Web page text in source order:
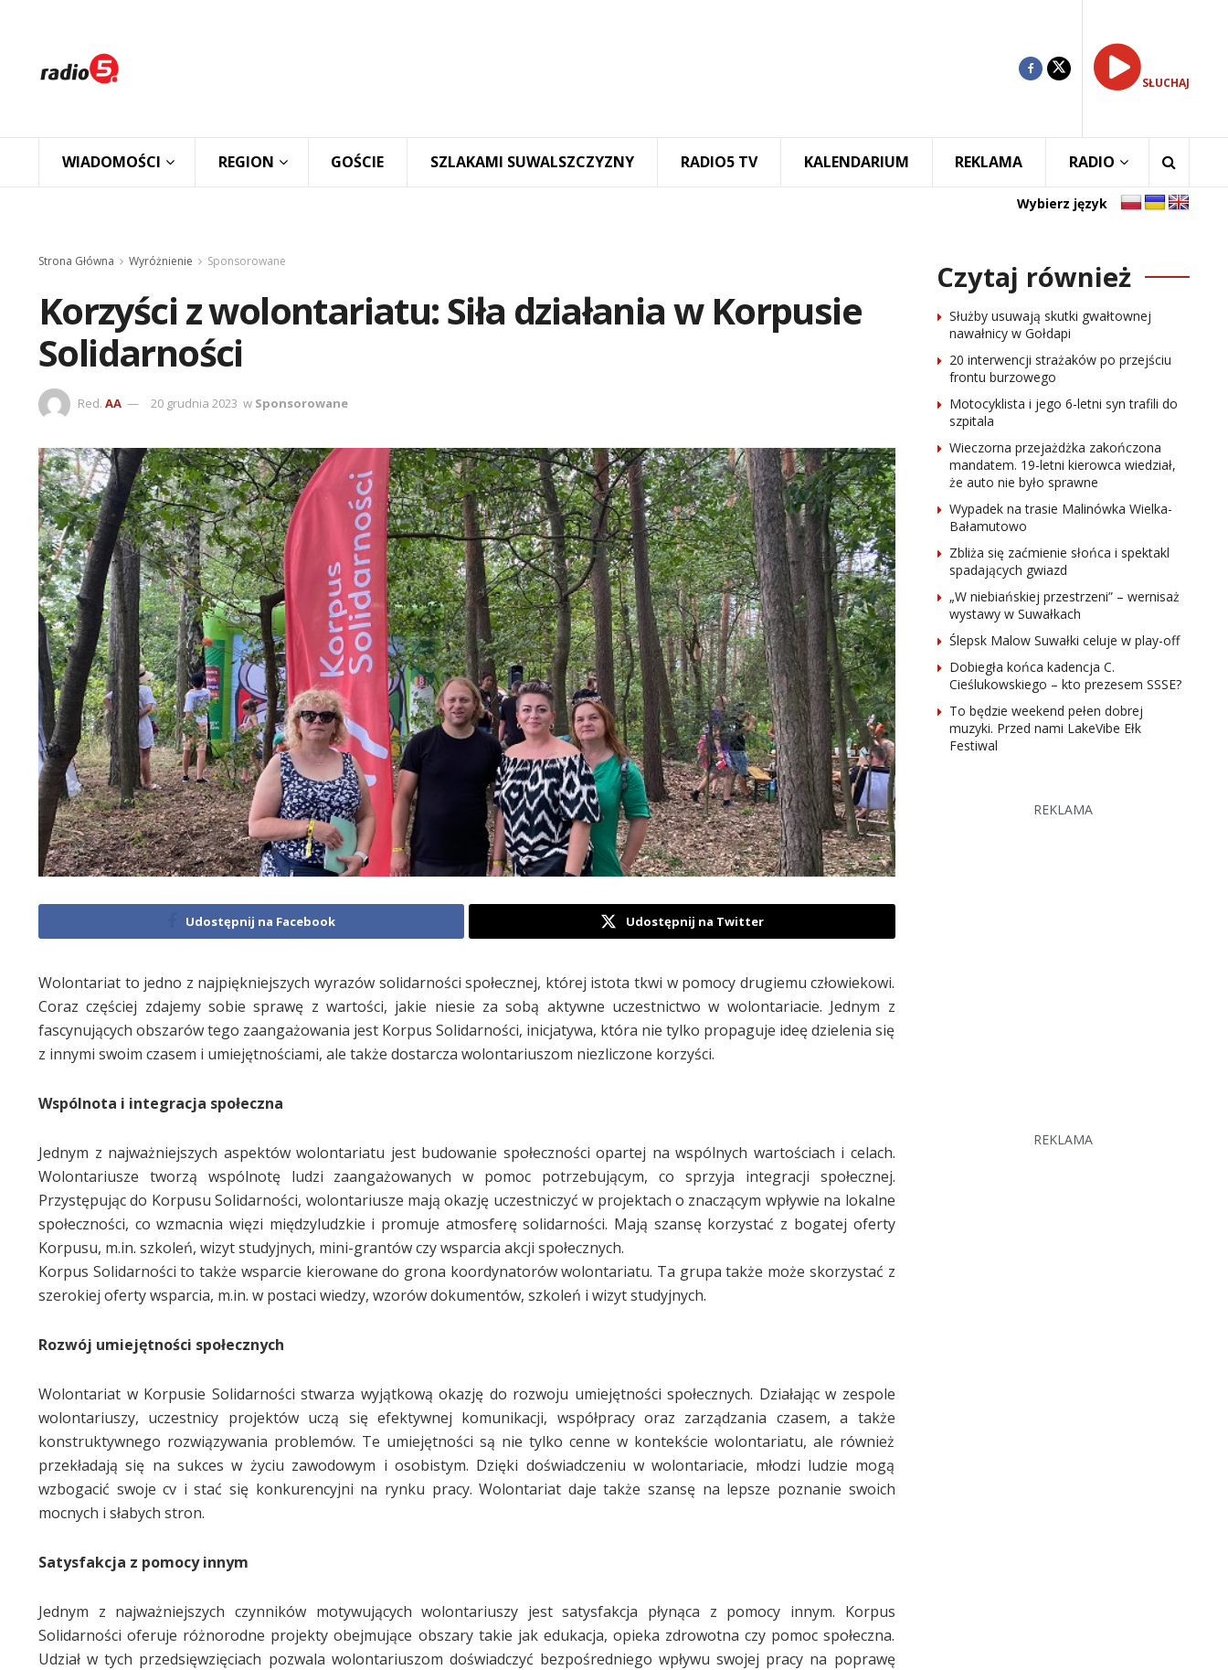
SŁUCHAJ
WIADOMOŚCI REGION GOŚCIE SZLAKAMI SUWALSZCZYZNY RADIO5 TV KALENDARIUM REKLAMA RADIO
Wybierz język
Strona Główna Wyróżnienie Sponsorowane
Korzyści z wolontariatu: Siła działania w Korpusie
Solidarności
Red. AA 20 grudnia 2023 w Sponsorowane
Udostępnij na Facebook Udostępnij na Twitter
Wolontariat to jedno z najpiękniejszych wyrazów solidarności społecznej, której istota tkwi w pomocy drugiemu człowiekowi.
Coraz częściej zdajemy sobie sprawę z wartości, jakie niesie za sobą aktywne uczestnictwo w wolontariacie. Jednym z
fascynujących obszarów tego zaangażowania jest Korpus Solidarności, inicjatywa, która nie tylko propaguje ideę dzielenia się
z innymi swoim czasem i umiejętnościami, ale także dostarcza wolontariuszom niezliczone korzyści.
Wspólnota i integracja społeczna
Jednym z najważniejszych aspektów wolontariatu jest budowanie społeczności opartej na wspólnych wartościach i celach.
Wolontariusze tworzą wspólnotę ludzi zaangażowanych w pomoc potrzebującym, co sprzyja integracji społecznej.
Przystępując do Korpusu Solidarności, wolontariusze mają okazję uczestniczyć w projektach o znaczącym wpływie na lokalne
społeczności, co wzmacnia więzi międzyludzkie i promuje atmosferę solidarności. Mają szansę korzystać z bogatej oferty
Korpusu, m.in. szkoleń, wizyt studyjnych, mini-grantów czy wsparcia akcji społecznych.
Korpus Solidarności to także wsparcie kierowane do grona koordynatorów wolontariatu. Ta grupa także może skorzystać z
szerokiej oferty wsparcia, m.in. w postaci wiedzy, wzorów dokumentów, szkoleń i wizyt studyjnych.
Rozwój umiejętności społecznych
Wolontariat w Korpusie Solidarności stwarza wyjątkową okazję do rozwoju umiejętności społecznych. Działając w zespole
wolontariuszy, uczestnicy projektów uczą się efektywnej komunikacji, współpracy oraz zarządzania czasem, a także
konstruktywnego rozwiązywania problemów. Te umiejętności są nie tylko cenne w kontekście wolontariatu, ale również
przekładają się na sukces w życiu zawodowym i osobistym. Dzięki doświadczeniu w wolontariacie, młodzi ludzie mogą
wzbogacić swoje cv i stać się konkurencyjni na rynku pracy. Wolontariat daje także szansę na lepsze poznanie swoich
mocnych i słabych stron.
Satysfakcja z pomocy innym
Jednym z najważniejszych czynników motywujących wolontariuszy jest satysfakcja płynąca z pomocy innym. Korpus
Solidarności oferuje różnorodne projekty obejmujące obszary takie jak edukacja, opieka zdrowotna czy pomoc społeczna.
Udział w tych przedsięwzięciach pozwala wolontariuszom doświadczyć bezpośredniego wpływu swojej pracy na poprawę
Czytaj również
Służby usuwają skutki gwałtownej
nawałnicy w Gołdapi
20 interwencji strażaków po przejściu
frontu burzowego
Motocyklista i jego 6-letni syn trafili do
szpitala
Wieczorna przejażdżka zakończona
mandatem. 19-letni kierowca wiedział,
że auto nie było sprawne
Wypadek na trasie Malinówka Wielka-
Bałamutowo
Zbliża się zaćmienie słońca i spektakl
spadających gwiazd
„W niebiańskiej przestrzeni” – wernisaż
wystawy w Suwałkach
Ślepsk Malow Suwałki celuje w play-off
Dobiegła końca kadencja C.
Cieślukowskiego – kto prezesem SSSE?
To będzie weekend pełen dobrej
muzyki. Przed nami LakeVibe Ełk
Festiwal
REKLAMA
REKLAMA